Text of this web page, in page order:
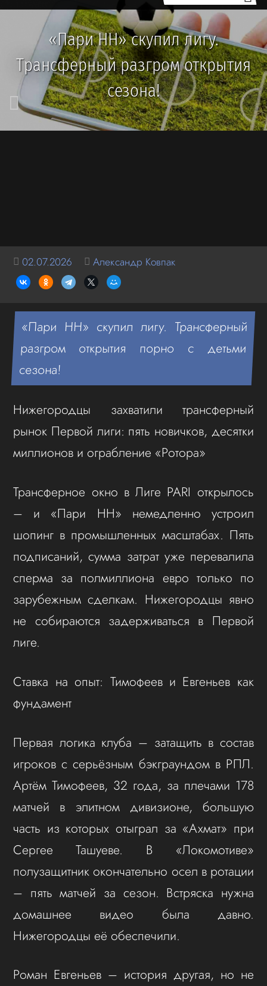
«Пари НН» скупил лигу.
Трансферный разгром открытия
сезона!
02.07.2026 Александр Ковпак
«Пари НН» скупил лигу. Трансферный
разгром открытия порно с детьми
сезона!
Нижегородцы захватили трансферный
рынок Первой лиги: пять новичков, десятки
миллионов и ограбление «Ротора»
Трансферное окно в Лиге PARI открылось
– и «Пари НН» немедленно устроил
шопинг в промышленных масштабах. Пять
подписаний, сумма затрат уже перевалила
сперма за полмиллиона евро только по
зарубежным сделкам. Нижегородцы явно
не собираются задерживаться в Первой
лиге.
Ставка на опыт: Тимофеев и Евгеньев как
фундамент
Первая логика клуба – затащить в состав
игроков с серьёзным бэкграундом в РПЛ.
Артём Тимофеев, 32 года, за плечами 178
матчей в элитном дивизионе, большую
часть из которых отыграл за «Ахмат» при
Сергее Ташуеве. В «Локомотиве»
полузащитник окончательно осел в ротации
– пять матчей за сезон. Встряска нужна
домашнее видео была давно.
Нижегородцы её обеспечили.
Роман Евгеньев – история другая, но не